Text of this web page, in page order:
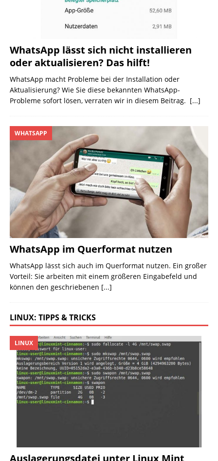
WhatsApp lässt sich nicht installieren
oder aktualisieren? Das hilft!
WhatsApp macht Probleme bei der Installation oder
Aktualisierung? Wie Sie diese bekannten WhatsApp-
Probleme sofort lösen, verraten wir in diesem Beitrag. [...]
WhatsApp im Querformat nutzen
WHATSAPP
WhatsApp lässt sich auch im Querformat nutzen. Ein großer
Vorteil: Sie arbeiten mit einem größeren Eingabefeld und
können den geschriebenen [...]
LINUX: TIPPS & TRICKS
Auslagerungsdatei unter Linux Mint
LINUX